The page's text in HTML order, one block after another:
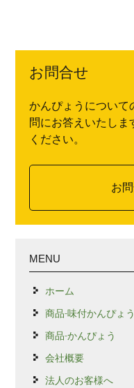
お問合せ
かんぴょうについて
問にお答えいたしま
ください。
お
MENU
ホーム
商品-味付かんぴょう
商品-かんぴょう
会社概要
法人のお客様へ